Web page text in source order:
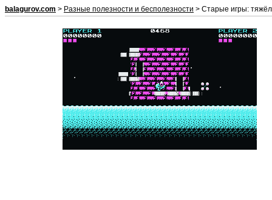
balagurov.com > Разные полезности и бесполезности > Старые игры: